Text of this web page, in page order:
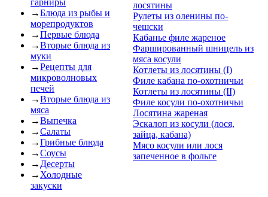
гарниры
→Блюда из рыбы и
морепродуктов
→Первые блюда
→Вторые блюда из
муки
→Рецепты для
микроволновых
печей
→Вторые блюда из
мяса
→Выпечка
→Салаты
→Грибные блюда
→Соусы
→ Десерты
→ Холодные
закуски
лосятины
Рулеты из оленины по-
чешски
Кабанье филе жареное
Фаршированный шницель из
мяса косули
Котлеты из лосятины (I)
Филе кабана по-охотничьи
Котлеты из лосятины (II)
Филе косули по-охотничьи
Лосятина жареная
Эскалоп из косули (лося,
зайца, кабана)
Мясо косули или лося
запеченное в фольге